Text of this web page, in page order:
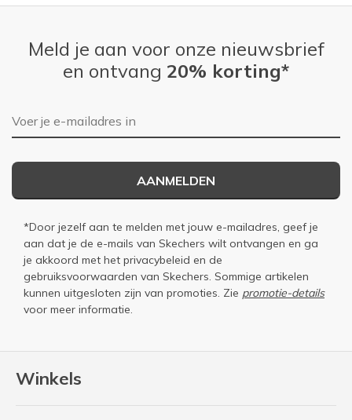
Winkels
Meld je aan voor onze nieuwsbrief
en ontvang 20% korting*
E-mailadres
AANMELDEN
*Door jezelf aan te melden met jouw e-mailadres, geef je
aan dat je de e-mails van Skechers wilt ontvangen en ga
je akkoord met het privacybeleid en de
gebruiksvoorwaarden van Skechers. Sommige artikelen
kunnen uitgesloten zijn van promoties. Zie promotie-details
voor meer informatie.